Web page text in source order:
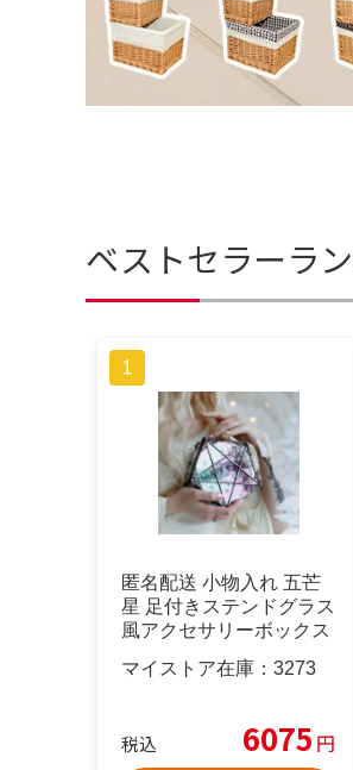
ベストセラーラ
匿名配送 小物入れ 五芒
星 足付きステンドグラス
風アクセサリーボックス
マイストア在庫： 3273
税込 6075 円